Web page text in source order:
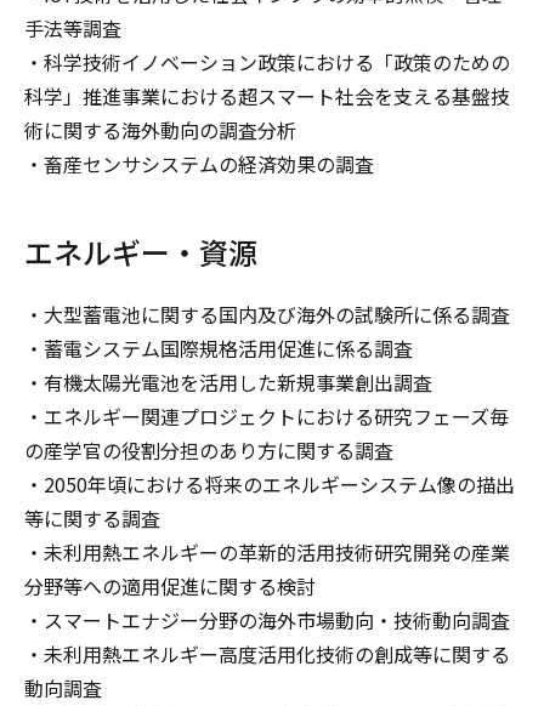
手法等調査
・科学技術イノベーション政策における「政策のための
科学」推進事業における超スマート社会を支える基盤技
術に関する海外動向の調査分析
・畜産センサシステムの経済効果の調査
エネルギー・資源
・大型蓄電池に関する国内及び海外の試験所に係る調査
・蓄電システム国際規格活用促進に係る調査
・有機太陽光電池を活用した新規事業創出調査
・エネルギー関連プロジェクトにおける研究フェーズ毎
の産学官の役割分担のあり方に関する調査
・2050年頃における将来のエネルギーシステム像の描出
等に関する調査
・未利用熱エネルギーの革新的活用技術研究開発の産業
分野等への適用促進に関する検討
・スマートエナジー分野の海外市場動向・技術動向調査
・未利用熱エネルギー高度活用化技術の創成等に関する
動向調査